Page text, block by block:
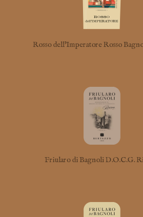
Rosso dell’Imperatore Rosso
Friularo di Bagnoli D.O.C.G.